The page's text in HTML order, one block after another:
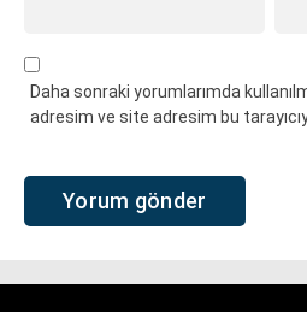
Daha sonraki yorumlarımda
adresim ve site adresim bu